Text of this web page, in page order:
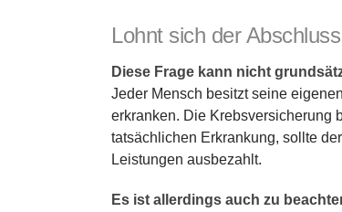
Lohnt sich der
Diese Frage kann nicht
Jeder Mensch besitzt seine
erkranken. Die Krebsversicherung
tatsächlichen Erkrankung, sollte
Leistungen ausbezahlt.
Es ist allerdings auch zu